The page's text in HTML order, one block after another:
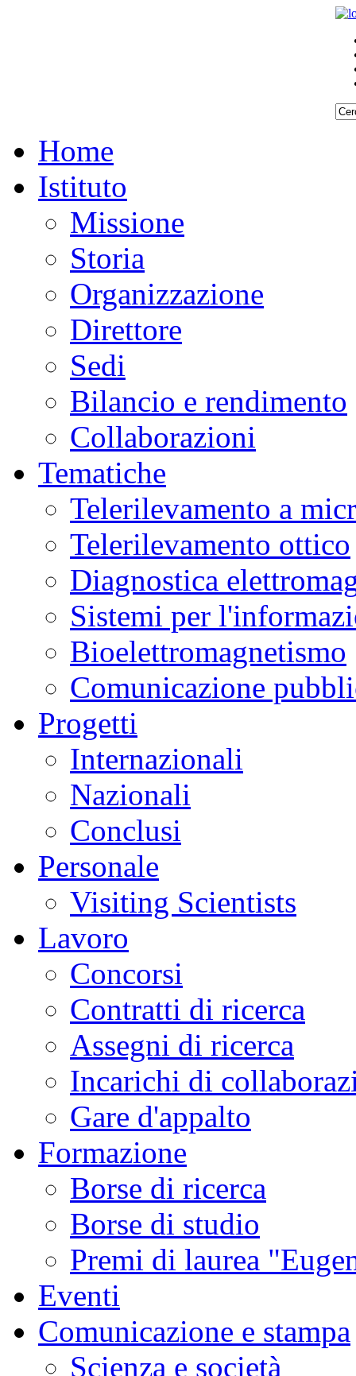
Home
Istituto
Missione
Storia
Organizzazione
Direttore
Sedi
Bilancio e rendimento
Collaborazioni
Tematiche
Telerilevamento a
Telerilevamento ottico
Diagnostica
Sistemi per
Bioelettromagnetismo
Comunicazione
Progetti
Internazionali
Nazionali
Conclusi
Personale
Visiting Scientists
Lavoro
Concorsi
Contratti di ricerca
Assegni di ricerca
Incarichi di
Gare d'appalto
Formazione
Borse di ricerca
Borse di studio
Premi di laurea
Eventi
Comunicazione e stampa
Scienza e società